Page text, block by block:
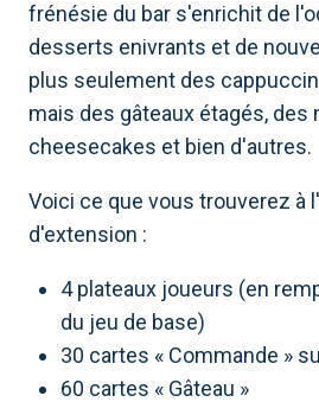
frénésie du bar s'enrichit de
desserts enivrants et de
plus seulement des
mais des gâteaux étagés, des
cheesecakes et bien d'autres.
Voici ce que vous trouverez à
d'extension :
4 plateaux joueurs (en
du jeu de base)
30 cartes « Commande »
60 cartes « Gâteau »